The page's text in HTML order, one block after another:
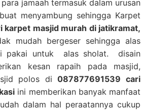
jamaah termasuk dalam urusan
menyambung sehingga Karpet
masjid murah di jatikramat,
mudah bergeser sehingga alas
pakai untuk alas sholat. disain
kesan rapaih pada masjid,
polos di087877691539 cari
ini memberikan banyak manfaat
dalam hal peraatannya cukup